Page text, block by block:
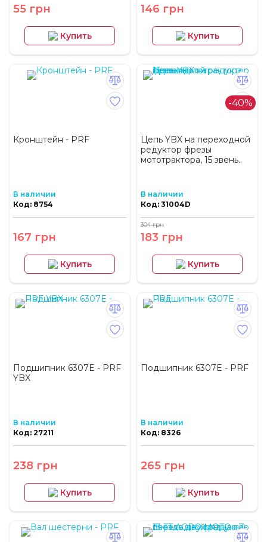
55 грн
Купить
146 грн
Купить
Кронштейн - PRF
В наличии
Код: 8754
167 грн
Купить
-40%
Цепь YBX на переходной
редуктор фрезы
мототрактора, 15 звень..
В наличии
Код: 31004D
183 грн
304 грн
Купить
Подшипник 6307E - PRF
YBX
В наличии
Код: 27211
238 грн
Купить
Подшипник 6307E - PRF
В наличии
Код: 8326
265 грн
Купить